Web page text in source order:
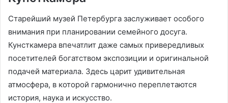
Старейший музей Петербурга заслуживает особого
внимания при планировании семейного досуга.
Кунсткамера впечатлит даже самых привередливых
посетителей богатством экспозиции и оригинальной
подачей материала. Здесь царит удивительная
атмосфера, в которой гармонично переплетаются
история, наука и искусство.